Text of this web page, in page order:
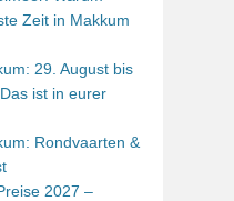
Zeit in Makkum
29. August bis
ist in eurer
Rondvaarten &
2027 –